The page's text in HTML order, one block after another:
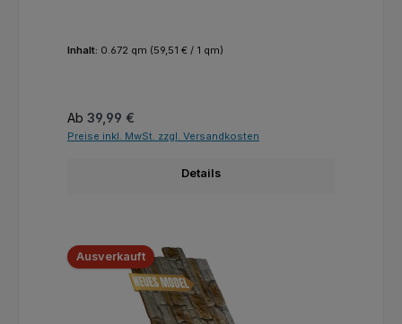
Inhalt: 0.672 qm (59,51 € / 1 qm)
Regulärer Preis:
Ab 39,99 €
Preise inkl. MwSt. zzgl. Versandkosten
Details
Ausverkauft